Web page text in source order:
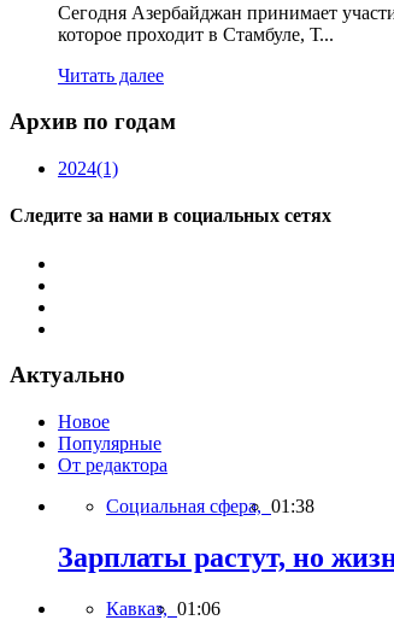
Сегодня Азербайджан принимает
которое проходит в Стамбуле, Т...
Читать далее
Архив по годам
2024(1)
Следите за нами в социальных сетях
Актуально
Новое
Популярные
От редактора
Социальная сфера, 01:38
Зарплаты растут, но
Кавказ, 01:06